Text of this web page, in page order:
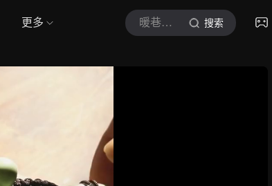
更多 暖巷听雨 搜索